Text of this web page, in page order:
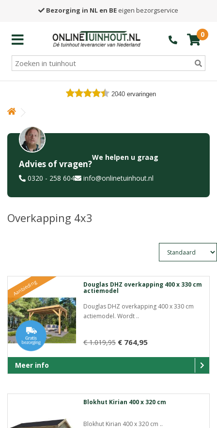
Bezorging in NL en BE eigen bezorgservice
0
2040 ervaringen
Advies of vragen?
We helpen u graag
0320 - 258 604 info@onlinetuinhout.nl
Overkapping 4x3
Aanbieding Douglas DHZ overkapping 400 x 330 cm
actiemodel
Douglas DHZ overkapping 400 x 330 cm
actiemodel. Wordt ..
€ 1.019,95 € 764,95
Meer info
Blokhut Kirian 400 x 320 cm
Blokhut Kirian 400 x 320 cm ..